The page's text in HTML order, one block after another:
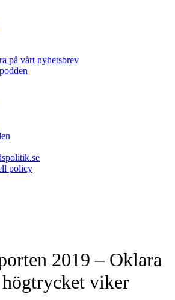
på vårt nyhetsbrev
policy
2019 – Oklara
viker